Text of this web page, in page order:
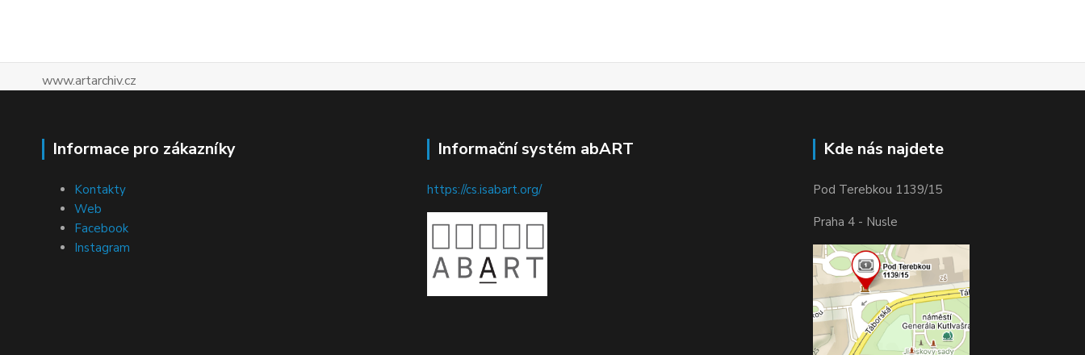
www.artarchiv.cz
Informace pro zákazníky
Kontakty
Web
Facebook
Instagram
Informační systém abART
https://cs.isabart.org/
Kde nás najdete
Pod Terebkou 1139/15
Praha 4 - Nusle